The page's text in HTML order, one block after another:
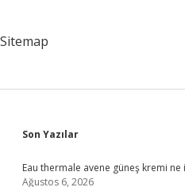
Sitemap
Sidebar
Son Yazılar
Eau thermale avene güneş kremi ne
Ağustos 6, 2026